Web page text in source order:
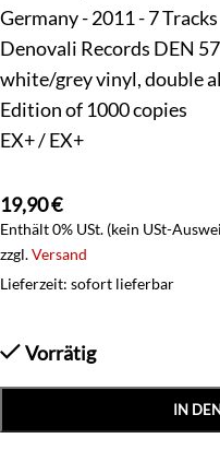
Germany - 2011 - 7 Tracks
Denovali Records DEN 57
white/grey vinyl, double
Edition of 1000 copies
EX+ / EX+
19,90€
Enthält 0% USt. (kein USt-
zzgl.Versand
Lieferzeit: sofort lieferbar
Vorrätig
IN